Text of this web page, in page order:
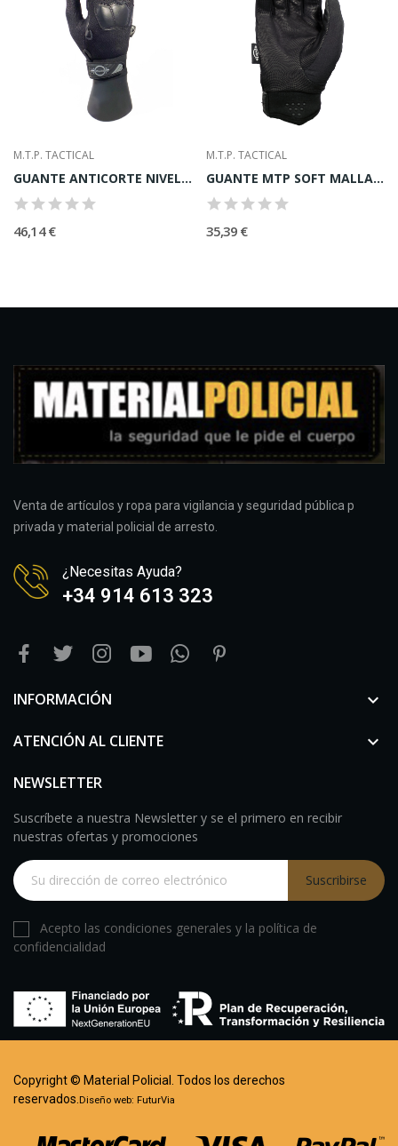
M.T.P. TACTICAL
GUANTE ANTICORTE NIVEL 5+ DORSO EN MESH, PALMA...
46,14 €
M.T.P. TACTICAL
GUANTE MTP SOFT MALLA ANTICORTE N5+
35,39 €
Venta de artículos y ropa para vigilancia y seguridad pública p
privada y material policial de arresto.
¿Necesitas Ayuda?
+34 914 613 323
INFORMACIÓN 
ATENCIÓN AL CLIENTE 
NEWSLETTER
Suscríbete a nuestra Newsletter y se el primero en recibir
nuestras ofertas y promociones
Suscribirse
Acepto las condiciones generales y la política de
confidencialidad
Copyright © Material Policial. Todos los derechos
reservados. Diseño web: FuturVia